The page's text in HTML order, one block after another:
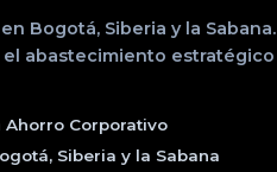
Bogotá, Siberia y la Sabana.
abastecimiento estratégico
Corporativo
Siberia y la Sabana